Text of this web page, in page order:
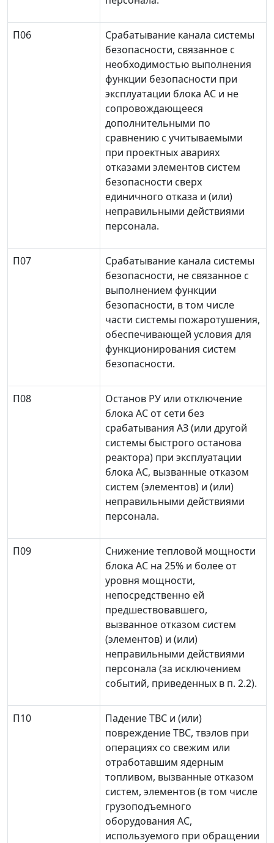
П06
Срабатывание канала системы
безопасности, связанное с
необходимостью выполнения
функции безопасности при
эксплуатации блока АС и не
сопровождающееся
дополнительными по
сравнению с учитываемыми
при проектных авариях
отказами элементов систем
безопасности сверх
единичного отказа и (или)
неправильными действиями
персонала.
П07
Срабатывание канала системы
безопасности, не связанное с
выполнением функции
безопасности, в том числе
части системы пожаротушения,
обеспечивающей условия для
функционирования систем
безопасности.
П08
Останов РУ или отключение
блока АС от сети без
срабатывания АЗ (или другой
системы быстрого останова
реактора) при эксплуатации
блока АС, вызванные отказом
систем (элементов) и (или)
неправильными действиями
персонала.
П09
Снижение тепловой мощности
блока АС на 25% и более от
уровня мощности,
непосредственно ей
предшествовавшего,
вызванное отказом систем
(элементов) и (или)
неправильными действиями
персонала (за исключением
событий, приведенных в п. 2.2).
П10
Падение ТВС и (или)
повреждение ТВС, твэлов при
операциях со свежим или
отработавшим ядерным
топливом, вызванные отказом
систем, элементов (в том числе
грузоподъемного
оборудования АС,
используемого при обращении